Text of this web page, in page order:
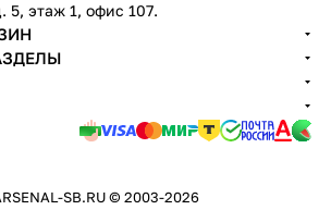
5, этаж 1, офис 107.
SB.RU © 2003-2026